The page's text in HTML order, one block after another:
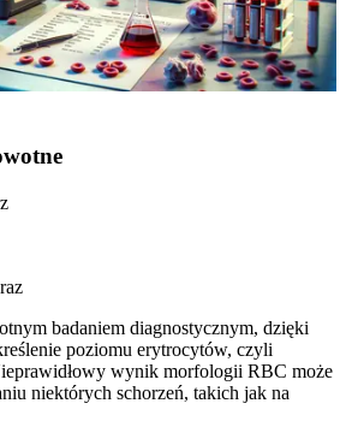
badaniem diagnostycznym, dzięki
poziomu erytrocytów, czyli
wynik morfologii RBC może
niektórych schorzeń, takich jak na